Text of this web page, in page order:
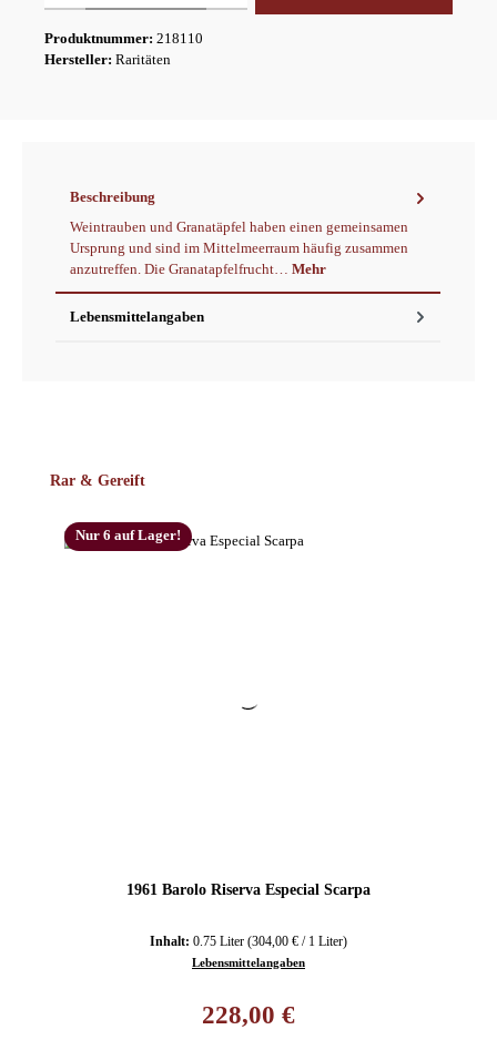
Produktnummer: 218110
Hersteller: Raritäten
Beschreibung
Weintrauben und Granatäpfel haben einen gemeinsamen
Ursprung und sind im Mittelmeerraum häufig zusammen
anzutreffen. Die Granatapfelfrucht… Mehr
Lebensmittelangaben
Produktgalerie überspringen
Rar & Gereift
Nur 6 auf Lager!
1961 Barolo Riserva Especial Scarpa
Inhalt: 0.75 Liter (304,00 € / 1 Liter)
Lebensmittelangaben
228,00 €